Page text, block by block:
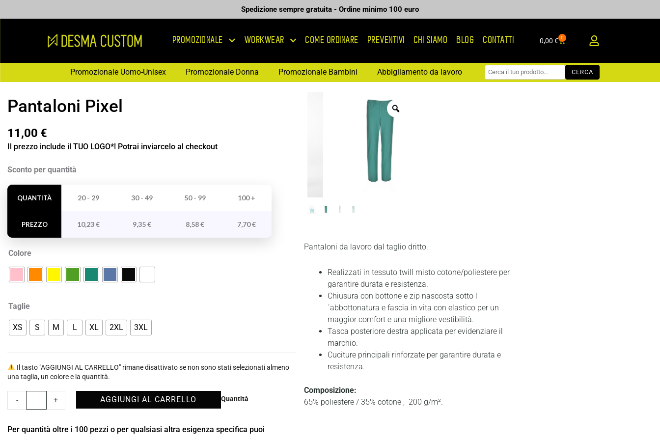
al
Spedizione sempre gratuita - Ordine minimo 100 euro
PROMOZIONALE WORKWEAR COME ORDINARE PREVENTIVI CHI SIAMO BLOG CONTATTI 0,00 € 0
Carrello
Promozionale Uomo-Unisex Promozionale Donna Promozionale Bambini Abbigliamento da lavoro CERCA
Pantaloni Pixel
11,00 €
Il prezzo include il TUO LOGO*! Potrai inviarcelo al checkout
Sconto per quantità
QUANTITÀ
PREZZO
20 - 29 30 - 49 50 - 99 100 +
10,23€ 9,35€ 8,58€ 7,70€
Colore
Taglie
XS S M L XL 2XL 3XL
Il tasto "AGGIUNGI AL CARRELLO" rimane disattivato se non sono stati selezionati almeno
una taglia, un colore e la quantità.
Quantità
-
Pantaloni
quantità
+ AGGIUNGI AL CARRELLO
Per quantità oltre i 100 pezzi o per qualsiasi altra esigenza specifica puoi
Pantaloni da lavoro dal taglio dritto.
Realizzati in tessuto twill misto cotone/poliestere per
garantire durata e resistenza.
Chiusura con bottone e zip nascosta sotto l
´abbottonatura e fascia in vita con elastico per un
maggior comfort e una migliore vestibilità.
Tasca posteriore destra applicata per evidenziare il
marchio.
Cuciture principali rinforzate per garantire durata e
resistenza.
Composizione:
65% poliestere / 35% cotone , 200 g/m².